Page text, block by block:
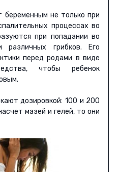
беременным не только при
процессах во
при попадании во
различных грибков. Его
перед родами в виде
чтобы ребенок
дозировкой: 100 и 200
мазей и гелей, то они